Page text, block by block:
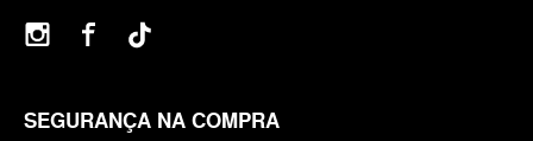
SEGURANÇA NA COMPRA